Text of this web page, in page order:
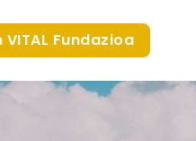
Fundazioa